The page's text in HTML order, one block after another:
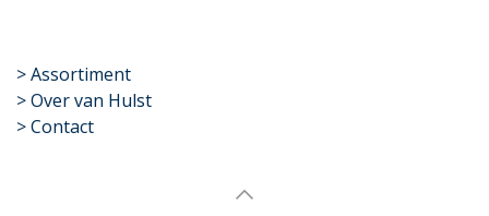
​>Assortiment
> Over van Hulst
> Contact